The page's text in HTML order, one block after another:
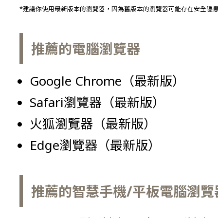
*建議你使用最新版本的瀏覽器，因為舊版本的瀏覽器可能存在安全隱
推薦的電腦瀏覽器
Google Chrome（最新版）
Safari瀏覽器（最新版）
火狐瀏覽器（最新版）
Edge瀏覽器（最新版）
推薦的智慧手機/平板電腦瀏覽